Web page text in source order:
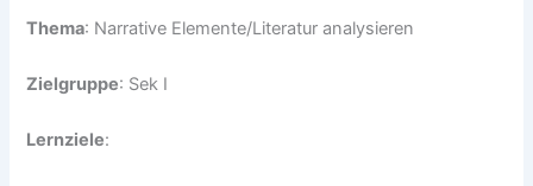
Thema: Narrative Elemente/Literatur analysieren
Zielgruppe: Sek I
Lernziele: